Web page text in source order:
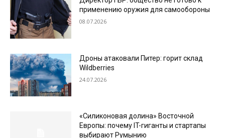
применению оружия для самообороны
08.07.2026
Дроны атаковали Питер: горит склад
Wildberries
24.07.2026
«Силиконовая долина» Восточной
Европы: почему IT-гиганты и стартапы
выбирают Румынию